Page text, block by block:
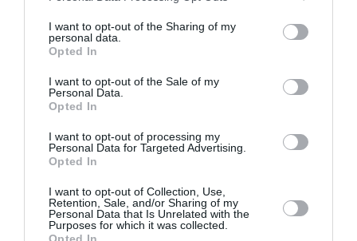
I want to opt-out of the Sharing of my
personal data.
Opted In
I want to opt-out of the Sale of my
Personal Data.
Opted In
I want to opt-out of processing my
Personal Data for Targeted Advertising.
Opted In
I want to opt-out of Collection, Use,
Retention, Sale, and/or Sharing of my
Personal Data that Is Unrelated with the
Purposes for which it was collected.
Το reboot γνώρισε μικρότερη αποδοχή από το
αρχικόSex and the City,
με πτώση τηλεθέασης
διαφορετικότητα. Κι όμως, η τρίτη και
τελευταία σεζόν κρατά ακόμη την καρδιά του
κοινού που αγάπησε τις ηρωίδες για τις
ατέλειες, τις εμμονές και τις μεγάλες τους
αγάπες.
«Είμαι καλύτερη χάρη σε κάθε μέρα που